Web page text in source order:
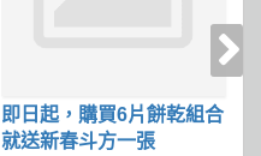
即日起，購買6片餅乾組合
就送新春斗方一張